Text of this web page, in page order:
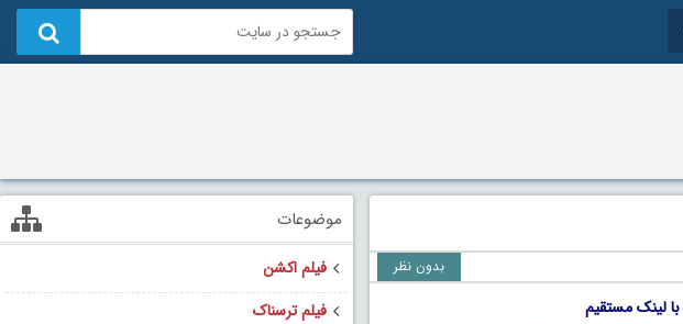
بدون نظر
موضوعات
فیلم اکشن
فیلم ترسناک